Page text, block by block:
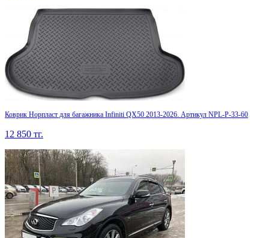
Коврик Норпласт для багажника Infiniti QX50 2013-2026. Артикул NPL-P-33-60
12 850 тг.